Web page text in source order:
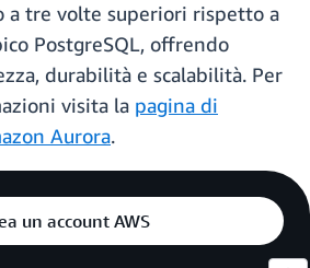
a tre volte superiori rispetto a
PostgreSQL, offrendo
durabilità e scalabilità. Per
visita la pagina di
Aurora.
un account AWS